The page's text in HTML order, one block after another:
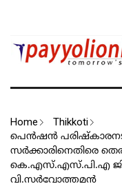
Home Thikkoti
പെൻഷൻ
സർക്കാരിനെതിരെ
കെ.എസ്.എസ്.പി.എ
വി.സർവോത്തമൻ